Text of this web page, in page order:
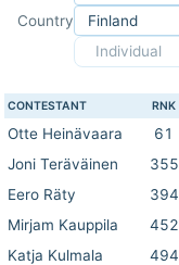
Country
Individual
CONTESTANT RNK
Otte Heinävaara 61
Joni Teräväinen
355
Eero Räty
394
Mirjam Kauppila
452
Katja Kulmala
494